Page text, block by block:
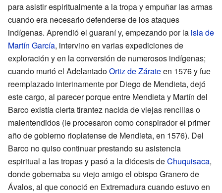
para asistir espiritualmente a la tropa y empuñar las armas
cuando era necesario defenderse de los ataques
indígenas. Aprendió el guaraní y, empezando por la isla de
Martín García, intervino en varias expediciones de
exploración y en la conversión de numerosos indígenas;
cuando murió el AdelantadoOrtiz de Zárateen 1576 y fue
reemplazado interinamente por Diego de Mendieta, dejó
este cargo, al parecer porque entre Mendieta y Martín del
Barco existía cierta tirantez nacida de viejas rencillas o
malentendidos (le procesaron como conspirador el primer
año de gobierno rioplatense de Mendieta, en 1576). Del
Barco no quiso continuar prestando su asistencia
espiritual a las tropas y pasó a la diócesis deChuquisaca,
donde gobernaba su viejo amigo el obispo Granero de
Ávalos, al que conoció en Extremadura cuando estuvo en